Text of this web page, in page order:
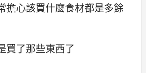
擔心該買什麼食材都是多餘
買了那些東西了